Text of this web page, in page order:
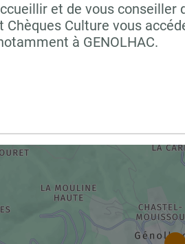
et de vous
Culture vous
à GENOLHAC.